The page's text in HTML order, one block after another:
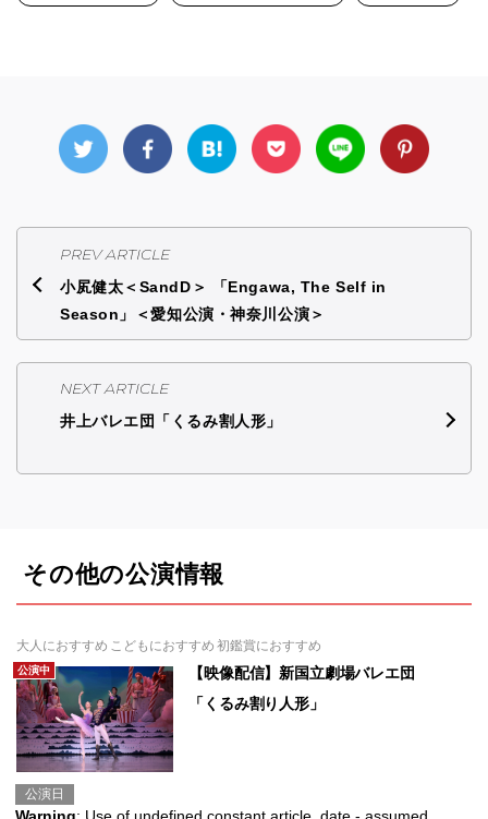
PREV ARTICLE
小㞍健太＜SandD＞ 「Engawa, The Self in
Season」＜愛知公演・神奈川公演＞
NEXT ARTICLE
井上バレエ団「くるみ割人形」
その他の公演情報
大人におすすめ こどもにおすすめ 初鑑賞におすすめ
公演中
【映像配信】新国立劇場バレエ団
「くるみ割り人形」
公演日
Warning: Use of undefined constant article_date - assumed